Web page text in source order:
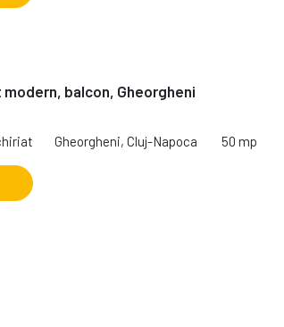
balcon, Gheorgheni
Gheorgheni, Cluj-Napoca 50 mp